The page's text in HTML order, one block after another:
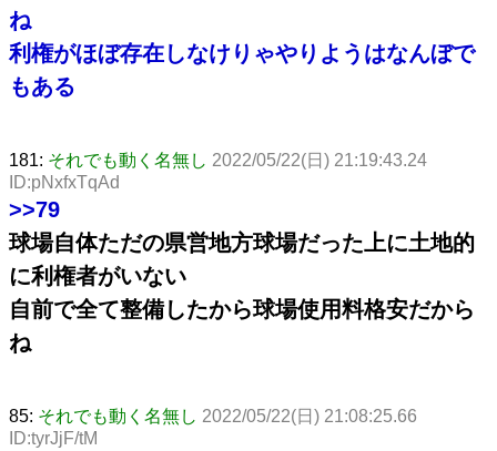
ね
利権がほぼ存在しなけりゃやりようはなんぼで
もある
181: それでも動く名無し 2022/05/22(日) 21:19:43.24
ID:pNxfxTqAd
>>79
球場自体ただの県営地方球場だった上に土地的
に利権者がいない
自前で全て整備したから球場使用料格安だから
ね
85: それでも動く名無し 2022/05/22(日) 21:08:25.66
ID:tyrJjF/tM